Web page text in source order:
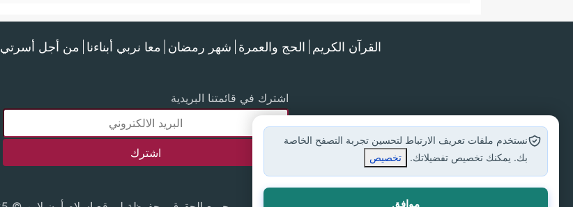
القرآن الكريم الحج والعمرة شهر رمضان معا نربي أبناءنا من أجل أسرتي
اشترك في قائمتنا البريدية
نستخدم ملفات تعريف الارتباط لتحسين تجربة التصفح الخاصة
بك. يمكنك تخصيص تفضيلاتك.
تخصيص
موافق